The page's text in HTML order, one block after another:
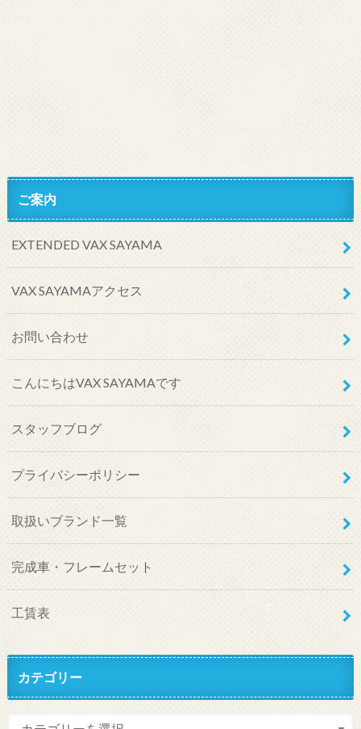
ご案内
EXTENDED VAX SAYAMA
VAX SAYAMAアクセス
お問い合わせ
こんにちはVAX SAYAMAです
スタッフブログ
プライバシーポリシー
取扱いブランド一覧
完成車・フレームセット
工賃表
カテゴリー